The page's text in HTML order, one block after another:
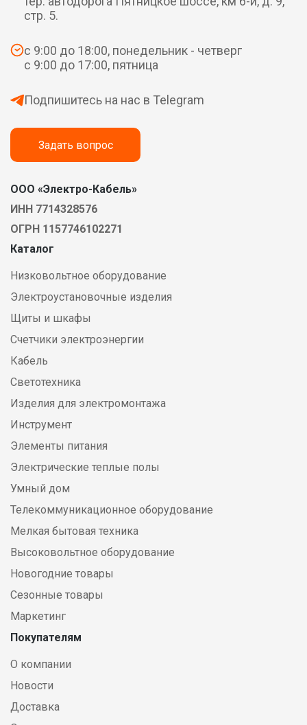
стр. 5.
с 9:00 до 18:00, понедельник - четверг
с 9:00 до 17:00, пятница
Подпишитесь на нас в Telegram
Задать вопрос
ООО «Электро-Кабель»
ИНН 7714328576
ОГРН 1157746102271
Каталог
Низковольтное оборудование
Электроустановочные изделия
Щиты и шкафы
Счетчики электроэнергии
Кабель
Светотехника
Изделия для электромонтажа
Инструмент
Элементы питания
Электрические теплые полы
Умный дом
Телекоммуникационное оборудование
Мелкая бытовая техника
Высоковольтное оборудование
Новогодние товары
Сезонные товары
Маркетинг
Покупателям
О компании
Новости
Доставка